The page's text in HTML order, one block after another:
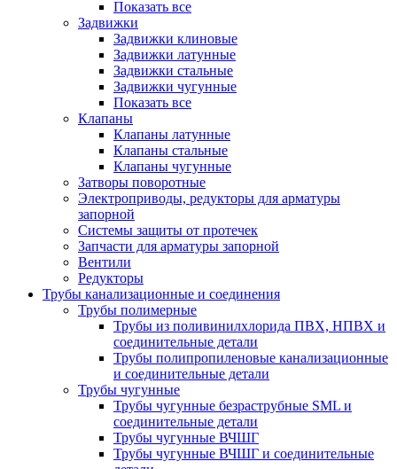
Показать все
Задвижки
Задвижки клиновые
Задвижки латунные
Задвижки стальные
Задвижки чугунные
Показать все
Клапаны
Клапаны латунные
Клапаны стальные
Клапаны чугунные
Затворы поворотные
Электроприводы, редукторы для арматуры
запорной
Системы защиты от протечек
Запчасти для арматуры запорной
Вентили
Редукторы
Трубы канализационные и соединения
Трубы полимерные
Трубы из поливинилхлорида ПВХ, НПВХ и
соединительные детали
Трубы полипропиленовые канализационные
и соединительные детали
Трубы чугунные
Трубы чугунные безраструбные SML и
соединительные детали
Трубы чугунные ВЧШГ
Трубы чугунные ВЧШГ и соединительные